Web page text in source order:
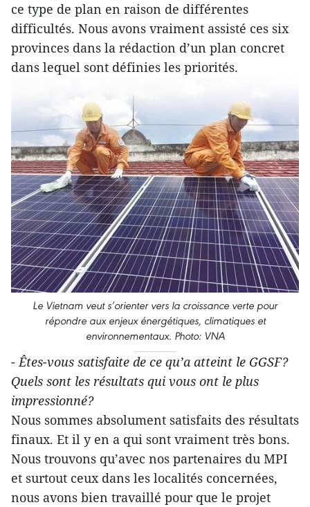
ce type de plan en raison de différentes
difficultés. Nous avons vraiment assisté ces six
provinces dans la rédaction d’un plan concret
dans lequel sont définies les priorités.
Le Vietnam veut s’orienter vers la croissance verte pour
répondre aux enjeux énergétiques, climatiques et
environnementaux. Photo: VNA
- Êtes-vous satisfaite de ce qu’a atteint le GGSF?
Quels sont les résultats qui vous ont le plus
impressionné?
Nous sommes absolument satisfaits des résultats
finaux. Et il y en a qui sont vraiment très bons.
Nous trouvons qu’avec nos partenaires du MPI
et surtout ceux dans les localités concernées,
nous avons bien travaillé pour que le projet